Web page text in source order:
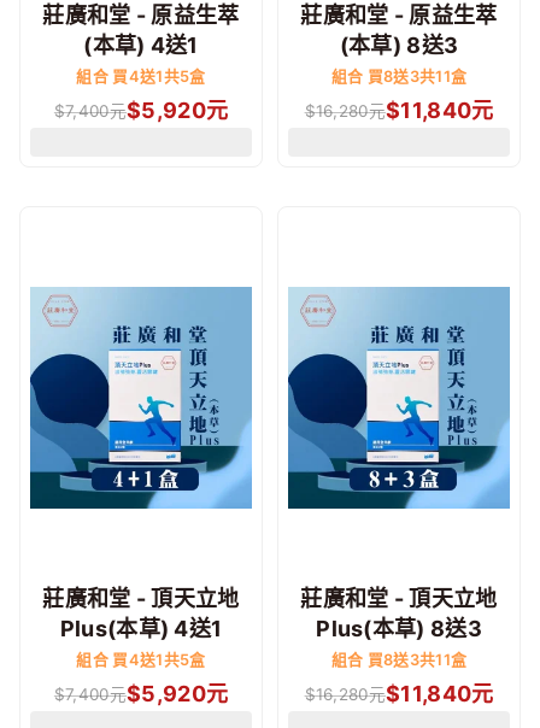
莊廣和堂 - 原益生萃
(本草) 4送1
組合 買4送1共5盒
$7,400元$5,920元
莊廣和堂 - 原益生萃
(本草) 8送3
組合 買8送3共11盒
$16,280元$11,840元
莊廣和堂 - 頂天立地
Plus(本草) 4送1
組合 買4送1共5盒
$7,400元$5,920元
莊廣和堂 - 頂天立地
Plus(本草) 8送3
組合 買8送3共11盒
$16,280元$11,840元